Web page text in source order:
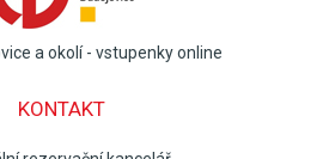
a okolí - vstupenky online
KONTAKT